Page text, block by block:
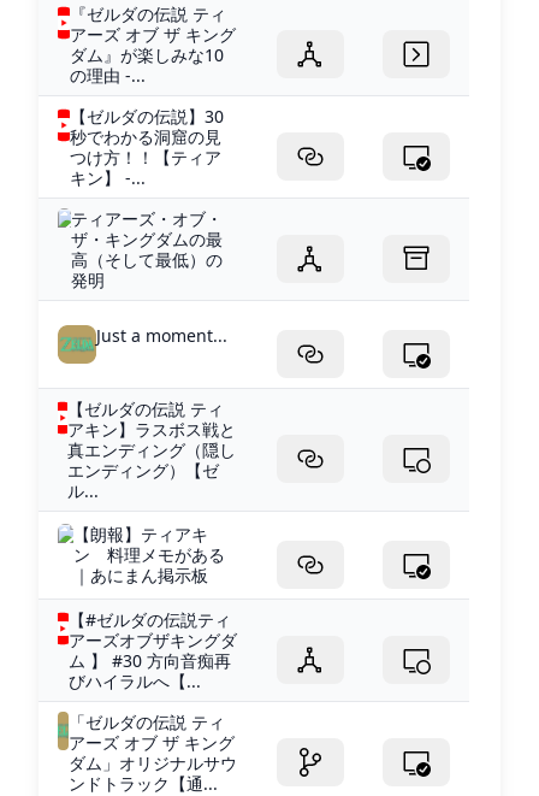
『ゼルダの伝説 ティ
アーズ オブ ザ キング
ダム』が楽しみな10
の理由 -...
【ゼルダの伝説】30
秒でわかる洞窟の見
つけ方！！【ティア
キン】 -...
ティアーズ・オブ・
ザ・キングダムの最
高（そして最低）の
発明
Just a moment...
【ゼルダの伝説 ティ
アキン】ラスボス戦と
真エンディング（隠し
エンディング）【ゼ
ル...
【朗報】ティアキ
ン 料理メモがある
｜あにまん掲示板
【#ゼルダの伝説ティ
アーズオブザキングダ
ム 】 #30 方向音痴再
びハイラルへ【...
「ゼルダの伝説 ティ
アーズ オブ ザ キング
ダム」オリジナルサウ
ンドトラック【通...